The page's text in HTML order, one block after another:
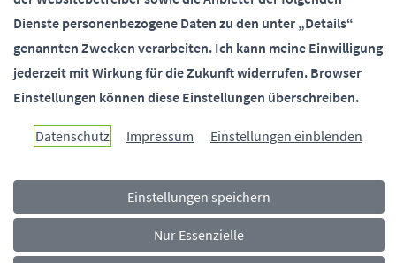
SOCIALMEDIA
Paderborn überzeugt.
Rechtliches
Navigationsmenü Impressum Datenschutz Barrierefreiheit
Dienste personenbezogene Daten zu den unter „Details“
genannten Zwecken verarbeiten. Ich kann meine Einwilligung
jederzeit mit Wirkung für die Zukunft widerrufen. Browser
Einstellungen können diese Einstellungen überschreiben.
Datenschutz Impressum Einstellungen einblenden
Einstellungen speichern
Nur Essenzielle